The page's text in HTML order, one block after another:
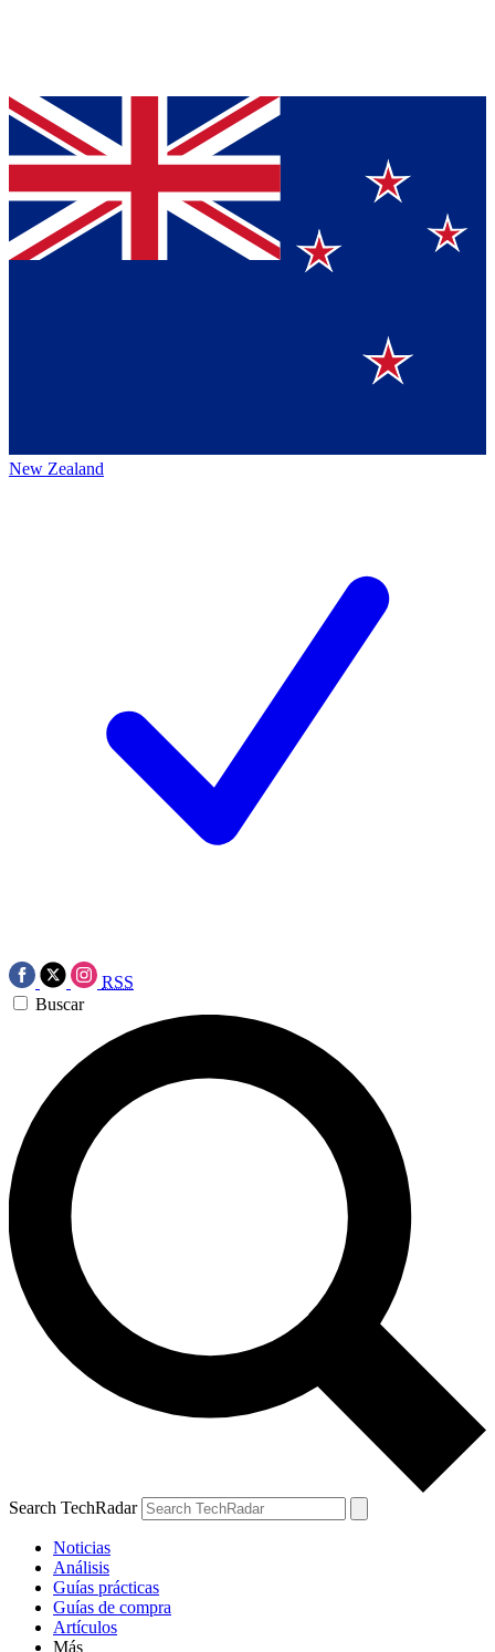
New Zealand
RSS
Buscar
Search TechRadar
Noticias
Análisis
Guías prácticas
Guías de compra
Artículos
Más